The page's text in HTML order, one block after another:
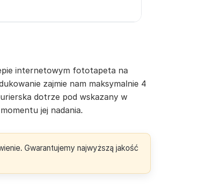
internetowym fototapeta na
zajmie nam maksymalnie 4
dotrze pod wskazany w
jej nadania.
Gwarantujemy najwyższą jakość